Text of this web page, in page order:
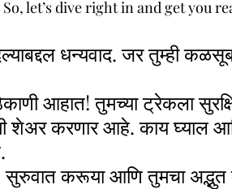
let’s dive right in and get you
धन्यवाद. जर तुम्ही
आहात! तुमच्या ट्रेकला
मी शेअर करणार आहे. काय घ्याल
सुरुवात करूया आणि तुमचा